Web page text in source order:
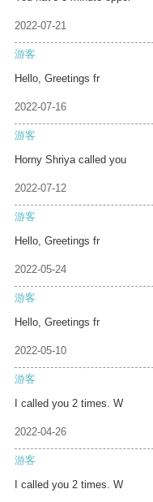
2022-07-21
游客
Hello, Greetings fr
2022-07-16
游客
Horny Shriya called you
2022-07-12
游客
Hello, Greetings fr
2022-05-24
游客
Hello, Greetings fr
2022-05-10
游客
I called you 2 times. W
2022-04-26
游客
I called you 2 times. W